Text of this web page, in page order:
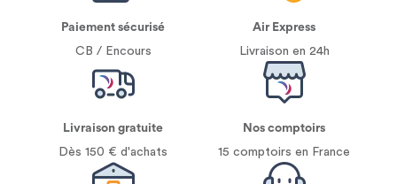
Paiement sécurisé
CB / Encours
Air Express
Livraison en 24h
Livraison gratuite
Dès 150 € d'achats
Nos comptoirs
15 comptoirs en France